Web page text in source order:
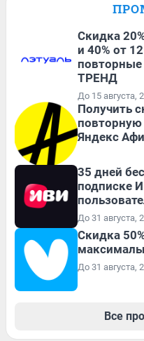
Скидка
и 40% от
ТРЕНД
До 15 августа,
Получить
повторную
Яндекс
35 дней
подписке
До 31 августа,
Скидка
До 31 августа,
Все